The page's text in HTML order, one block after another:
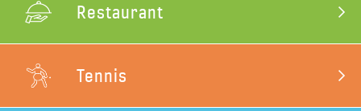
Restaurant
Tennis